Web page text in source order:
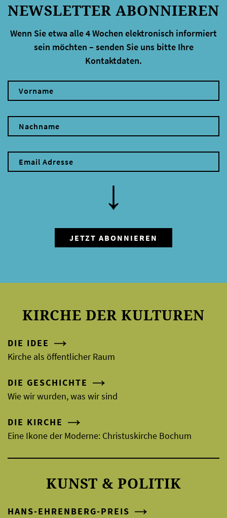
NEWSLETTER ABONNIEREN
Wenn Sie etwa alle 4 Wochen elektronisch informiert
sein möchten – senden Sie uns bitte Ihre
Kontaktdaten.
KIRCHE DER KULTUREN
DIE IDEE
Kirche als öffentlicher Raum
DIE GESCHICHTE
Wie wir wurden, was wir sind
DIE KIRCHE
Eine Ikone der Moderne: Christuskirche Bochum
KUNST & POLITIK
HANS-EHRENBERG-PREIS